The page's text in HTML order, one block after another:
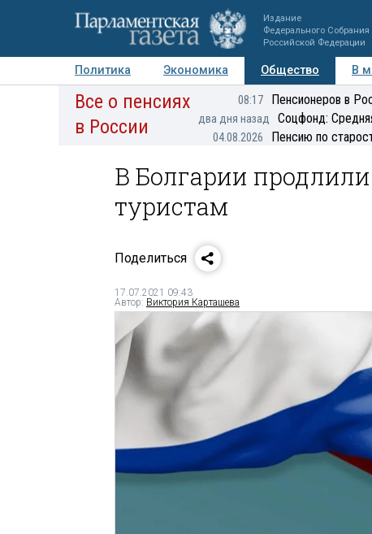
Издание
Федерального Собрания
Российской Федерации
Политика Экономика Общество В
Авторы Персоны Мнения Регионы
Все о пенсиях
в России
08:17 Пенсионеров в
два дня назад Соцфонд:
04.08.2026 Пенсию по
В Болгарии
туристам
Поделиться
17.07.2021 09:43
Автор: Виктория Карташева